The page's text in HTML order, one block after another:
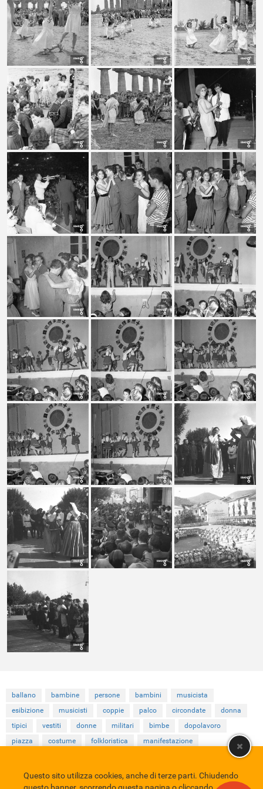
ballano bambine persone bambini
musicista
esibizione
musicisti coppie palco circondate
donna
tipici
vestiti donne militari bimbe
dopolavoro
piazza
costume folkloristica manifestazione
Comune di Eboli Servizio Bibliotecario Nazionale Privacy policy
Questo sito utilizza cookies, anche di terze parti. Chiudendo